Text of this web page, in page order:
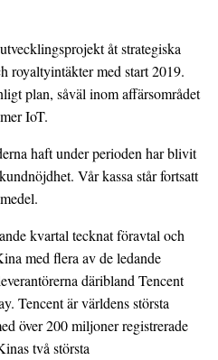
åt strategiska
royaltyintäkter med start 2019.
plan, såväl inom affärsområdet
IoT.
haft under perioden har blivit
Vår kassa står fortsatt
kvartal tecknat föravtal och
med flera av de ledande
däribland Tencent
Tencent är världens största
över 200 miljoner registrerade
två största